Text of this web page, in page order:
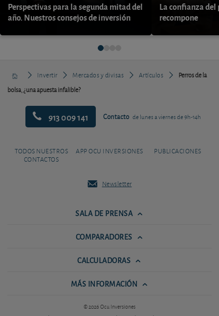
Perspectivas para la segunda mitad del
año. Nuestros consejos de inversión
La confianza del
recompone
Invertir Mercados y divisas Artículos
Perros de la
bolsa, ¿una apuesta infalible?
913 009 141 Contacto de lunes a viernes de 9h-14h
TODOS NUESTROS
CONTACTOS
APP OCU INVERSIONES PUBLICACIONES
Newsletter
SALA DE PRENSA
COMPARADORES
CALCULADORAS
MÁS INFORMACIÓN
© 2026 Ocu Inversiones